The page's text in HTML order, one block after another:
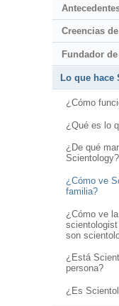
Creencias
Fundador
Lo que hace
¿Cómo
¿Qué es lo
¿De qué
Scientology?
¿Cómo ve
familia?
¿Cómo ve
son
¿Está
persona?
¿Es